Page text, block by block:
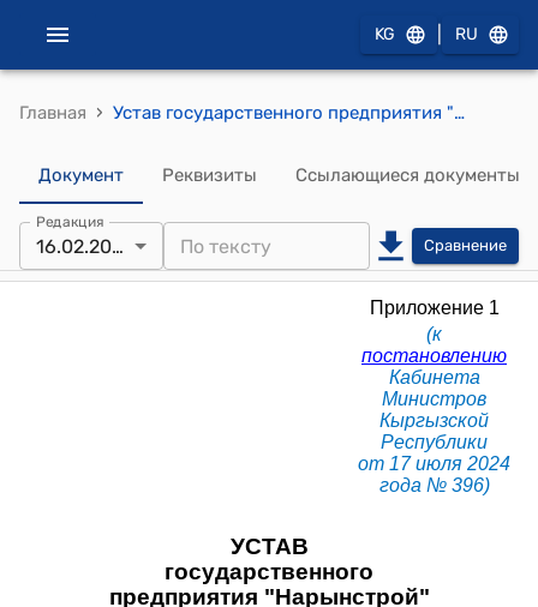
KG RU
Главная › Устав государственного предприятия "Нарынстрой" при Министерстве чрезвычайных ситуаций Кыргызской Республики (к постановлению Кабинета Министров КР от 17 июля 2024 года № 396)
Документ Реквизиты Ссылающиеся документы
Редакция
16.02.2026 Сравнение